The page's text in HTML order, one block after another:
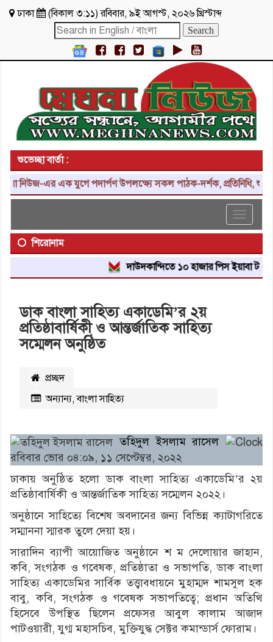
ঢাকা (বিকাল ৩:১১)রবিবার, ৯ই আগস্ট, ২০২৬ খ্রিস্টাব্দ
শুভেচ্ছা বার্তা :
এর এক যুগে পদার্পণ উপলক্ষ্যে সকল পাঠক-দর্শক, প্রতিনিধি,
Toggle
শিরোনাম
দাউদকান্দিতে ১০ হাজার পিস ইয়াবা ট্যাবলেট
ডাক বাংলা সাহিত্য একাডেমি’র ২য়
প্রতিষ্ঠাবার্ষিকী ও আন্তর্জাতিক সাহিত্য
সম্মেলন অনুষ্ঠিত
প্রচ্ছদ
অন্যান্য,বাংলা সাহিত্য
তহিদুল ইসলাম রাসেল
রবিবার ভোর ০৪:০৯, ১১ সেপ্টেম্বর, ২০২২
ঢাকায় অনুষ্ঠিত হলো ডাক বাংলা সাহিত্য একাডেমি’র ২য়
প্রতিষ্ঠাবার্ষিকী ও আন্তর্জাতিক সাহিত্য সম্মেলন ২০২২।
অনুষ্ঠানে সাহিত্যে বিশেষ অবদানের জন্য বিভিন্ন ক্যাটাগরিতে
সম্মাননা স্মারক তুলে দেয়া হয়।
সারাদিন ব্যাপী আয়োজিত অনুষ্ঠানে শ ম দেলোয়ার জাহান,
কবি, সংগঠক ও গবেষক, প্রতিষ্ঠাতা ও সভাপতি, ডাক বাংলা
সাহিত্য একাডেমির সার্বিক তত্ত্বাবধায়নে মুহাম্মদ শামসুল হক
বাবু, কবি, সংগঠক ও গবেষক সভাপতিত্বে; প্রধান অতিথি
হিসেবে উপস্থিত ছিলেন প্রফেসর আবুল কালাম আজাদ
পাটওয়ারী, যুগ্ম মহাসচিব, মুক্তিযুদ্ধ সেক্টর কমান্ডার্স ফোরাম।